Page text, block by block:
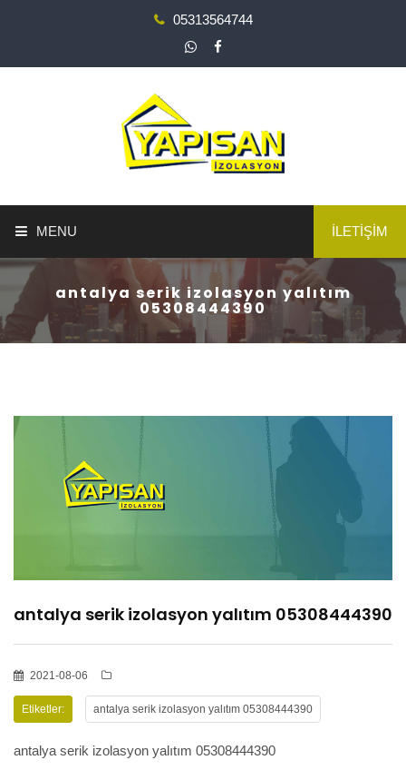
05313564744
MENU
ANA SAYFA
HİZMETLER
BÖLGELER
OSMANİYE
İZOLASYON
İLETİŞİM
antalya serik izolasyon yalıtım
05308444390
antalya serik izolasyon yalıtım 05308444390
2021-08-06
Etiketler: antalya serik izolasyon yalıtım 05308444390
antalya serik izolasyon yalıtım 05308444390